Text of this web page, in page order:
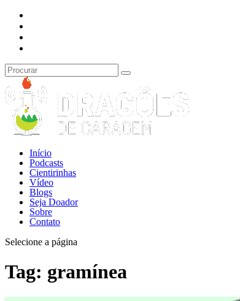
Início
Podcasts
Cientirinhas
Vídeo
Blogs
Seja Doador
Sobre
Contato
Selecione a página
Tag: gramínea